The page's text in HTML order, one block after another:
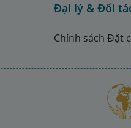
Đại lý & Đối
Chính sách Đặt